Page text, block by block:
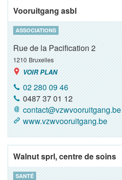
Vooruitgang asbl
ASSOCIATIONS
Rue de la Pacification 2
1210 Bruxelles
VOIR PLAN
02 280 09 46
0487 37 01 12
contact@vzwvooruitgang.be
www.vzwvooruitgang.be
Walnut sprl, centre de soins
SANTÉ